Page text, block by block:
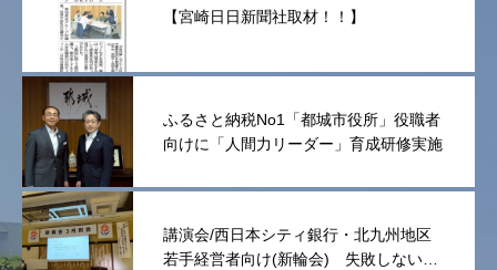
【宮崎日日新聞社取材！！】
ふるさと納税No1「都城市役所」役職者
向けに「人間力リーダー」育成研修実施
講演会/西日本シティ銀行・北九州地区
若手経営者向け(新輪会) 失敗しない次